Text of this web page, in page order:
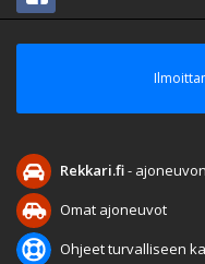
Rekkari.fi-
Omat ajoneuvot
Ohjeet turvalliseen